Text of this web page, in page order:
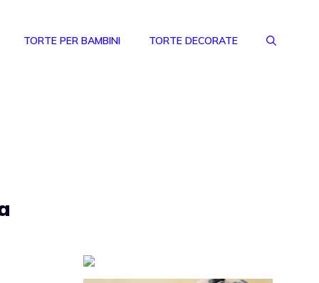
TORTE PER BAMBINI TORTE DECORATE